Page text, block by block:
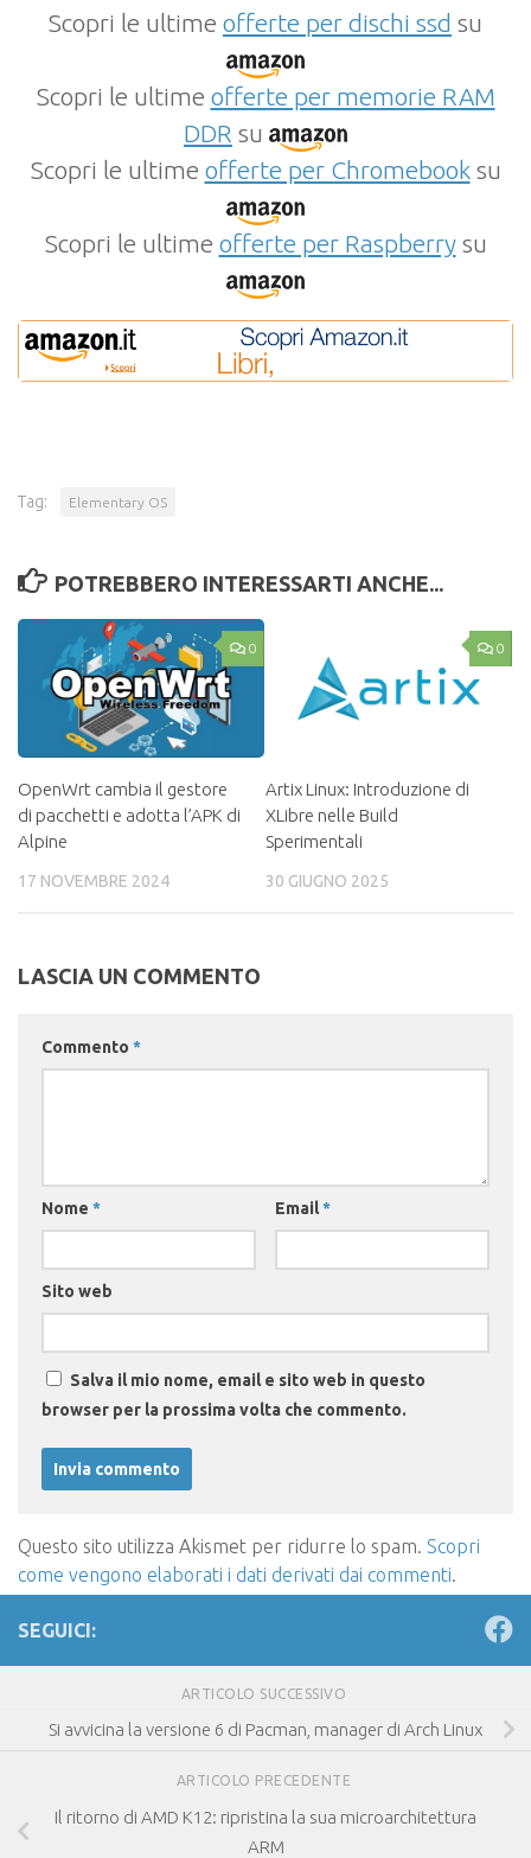
Scopri le ultime offerte per dischi ssd su
Scopri le ultime offerte per memorie RAM
DDR su
Scopri le ultime offerte per Chromebooksu
Scopri le ultime offerte per Raspberrysu
Tag: Elementary OS
POTREBBERO INTERESSARTI ANCHE...
0
OpenWrt cambia il gestore
di pacchetti e adotta l’APK di
Alpine
17 NOVEMBRE 2024
0
Artix Linux: Introduzione di
XLibre nelle Build
Sperimentali
30 GIUGNO 2025
LASCIA UN COMMENTO
Commento *
Nome * Email*
Sito web
Salva il mio nome, email e sito web in questo
browser per la prossima volta che commento.
Questo sito utilizza Akismet per ridurre lo spam. Scopri
come vengono elaborati i dati derivati dai commenti.
SEGUICI:
ARTICOLO SUCCESSIVO
Si avvicina la versione 6 di Pacman, manager di Arch Linux
ARTICOLO PRECEDENTE
Il ritorno di AMD K12: ripristina la sua microarchitettura
ARM